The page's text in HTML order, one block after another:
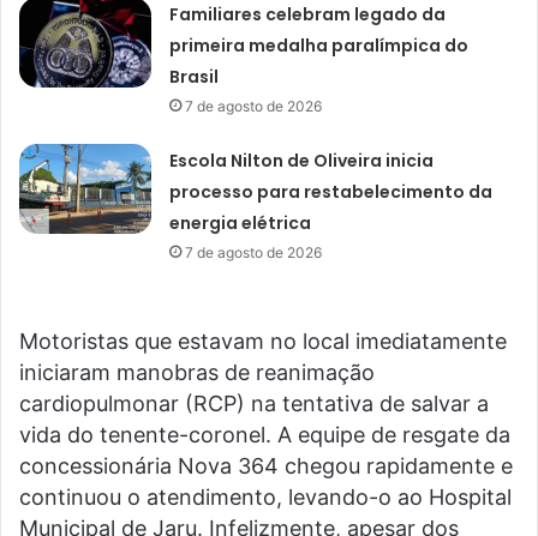
Familiares celebram legado da
primeira medalha paralímpica do
Brasil
7 de agosto de 2026
Escola Nilton de Oliveira inicia
processo para restabelecimento da
energia elétrica
7 de agosto de 2026
Motoristas que estavam no local imediatamente
iniciaram manobras de reanimação
cardiopulmonar (RCP) na tentativa de salvar a
vida do tenente-coronel. A equipe de resgate da
concessionária Nova 364 chegou rapidamente e
continuou o atendimento, levando-o ao Hospital
Municipal de Jaru. Infelizmente, apesar dos